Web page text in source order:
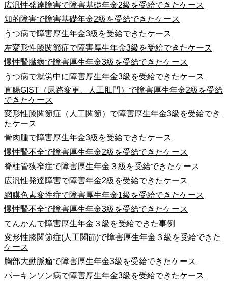
広汎性発達障害で障害基礎年金2級を受給できたケース
知的障害で障害基礎年金2級を受給できたケース
うつ病で障害厚生年金3級を受給できたケース
左変形性膝関節症で障害厚生年金3級を受給できたケース
慢性腎臓病で障害厚生年金3級を受給できたケース
うつ病で就労中に障害厚生年金3級を受給できたケース
直腸GIST（尿路変更、人工肛門）で障害厚生年金2級を受給
できたケース
変形性膝関節症（人工関節）で障害厚生年金3級を受給でき
たケース
骨肉腫で障害厚生年金3級を受給できたケース
慢性腎不全で障害厚生年金2級を受給できたケース
脊柱管狭窄症で障害厚生年金３級を受給できたケース
広汎性発達障害で障害年金2級を受給できたケース
網膜色素変性症で障害厚生年金1級を受給できたケース
慢性腎不全で障害厚生年金3級を受給できたケース
てんかんで障害厚生年金３級を受給できた事例
変形性膝関節症(人工関節)で障害厚生年金３級を受給できた
ケース
胸部大動脈瘤で障害厚生年金3級を受給できたケース
パーキンソン病で障害厚生年金3級を受給できたケース